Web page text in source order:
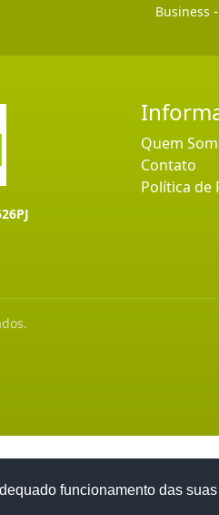
funcionamento das
Business
Quem
Contato
Política de